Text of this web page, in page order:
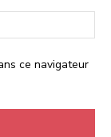
:
ce navigateur